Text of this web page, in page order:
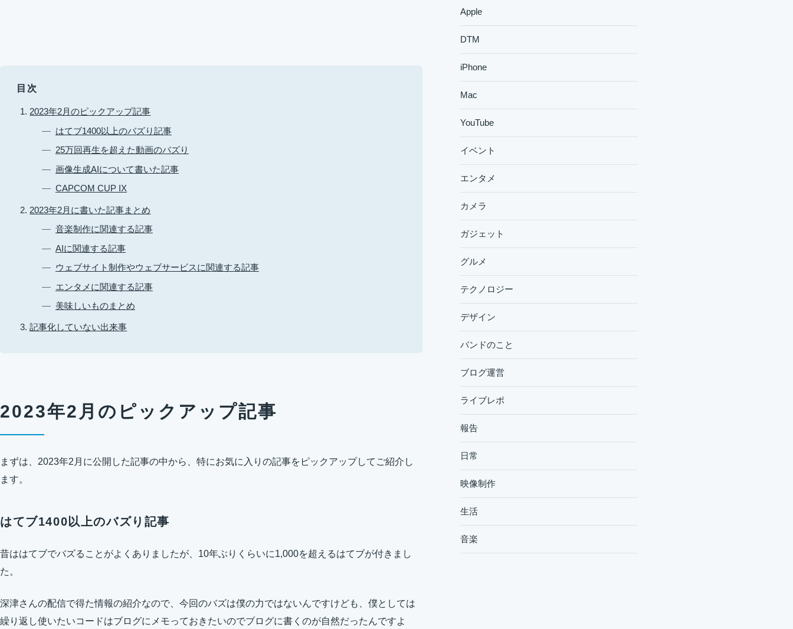
目次
2023年2月のピックアップ記事
はてブ1400以上のバズり記事
25万回再生を超えた動画のバズり
画像生成AIについて書いた記事
CAPCOM CUP IX
2023年2月に書いた記事まとめ
音楽制作に関連する記事
AIに関連する記事
ウェブサイト制作やウェブサービスに関連する記事
エンタメに関連する記事
美味しいものまとめ
記事化していない出来事
2023年2月のピックアップ記事
まずは、2023年2月に公開した記事の中から、特にお気に入りの記事をピックアップしてご紹介し
ます。
はてブ1400以上のバズり記事
昔ははてブでバズることがよくありましたが、10年ぶりくらいに1,000を超えるはてブが付きまし
た。
深津さんの配信で得た情報の紹介なので、今回のバズは僕の力ではないんですけども、僕としては
繰り返し使いたいコードはブログにメモっておきたいのでブログに書くのが自然だったんですよ
Apple
DTM
iPhone
Mac
YouTube
イベント
エンタメ
カメラ
ガジェット
グルメ
テクノロジー
デザイン
バンドのこと
ブログ運営
ライブレポ
報告
日常
映像制作
生活
音楽